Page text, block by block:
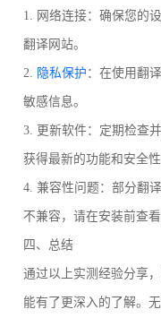
1. 网络连接：确保您的
翻译网站。
2. 隐私保护 ：在使用翻
敏感信息。
3. 更新软件：定期检查
获得最新的功能和安全性
4. 兼容性问题：部分翻
不兼容，请在安装前查
四、总结
通过以上实测经验分享
能有了更深入的了解。